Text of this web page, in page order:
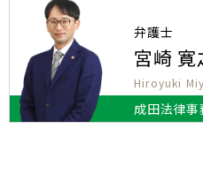
成田法律事
弁護士
宮崎 寛
Hiroyuki